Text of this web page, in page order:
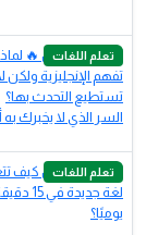
تعلم اللغات
تعلم اللغات